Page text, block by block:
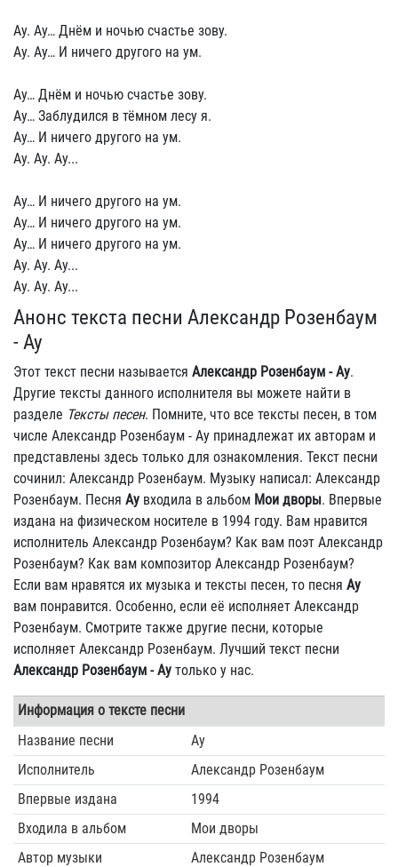
Ау. Ау… Днём и ночью счастье зову.
Ау. Ау… И ничего другого на ум.
Ау… Днём и ночью счастье зову.
Ау… Заблудился в тёмном лесу я.
Ау… И ничего другого на ум.
Ау. Ау. Ау...
Ау… И ничего другого на ум.
Ау… И ничего другого на ум.
Ау… И ничего другого на ум.
Ау. Ау. Ау...
Ау. Ау. Ау...
Анонс текста песни Александр Розенбаум
- Ау
Этот текст песни называется Александр Розенбаум - Ау.
Другие тексты данного исполнителя вы можете найти в
разделе Тексты песен. Помните, что все тексты песен, в том
числе Александр Розенбаум - Ау принадлежат их авторам и
представлены здесь только для ознакомления. Текст песни
сочинил: Александр Розенбаум. Музыку написал: Александр
Розенбаум. Песня Ау входила в альбом Мои дворы. Впервые
издана на физическом носителе в 1994 году. Вам нравится
исполнитель Александр Розенбаум? Как вам поэт Александр
Розенбаум? Как вам композитор Александр Розенбаум?
Если вам нравятся их музыка и тексты песен, то песня Ау
вам понравится. Особенно, если её исполняет Александр
Розенбаум. Смотрите также другие песни, которые
исполняет Александр Розенбаум. Лучший текст песни
Александр Розенбаум - Ау только у нас.
Информация о тексте песни
Название песни
Ау
Исполнитель
Александр Розенбаум
Впервые издана
1994
Входила в альбом
Мои дворы
Автор музыки
Александр Розенбаум